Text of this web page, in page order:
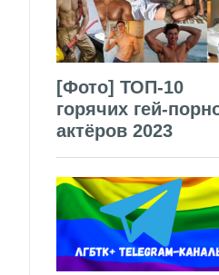
[Фото] ТОП-10
горячих гей-
актёров 2023